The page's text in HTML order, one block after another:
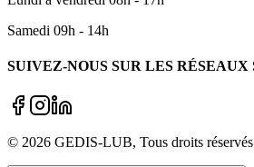
Samedi 09h - 14h
SUIVEZ-NOUS SUR LES RÉSEAUX
© 2026 GEDIS-LUB, Tous droits